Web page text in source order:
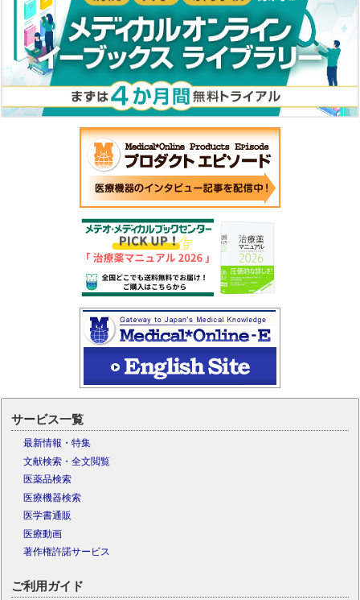
サービス一覧
最新情報・特集
文献検索・全文閲覧
医薬品検索
医療機器検索
医学書通販
医療動画
著作権許諾サービス
ご利用ガイド